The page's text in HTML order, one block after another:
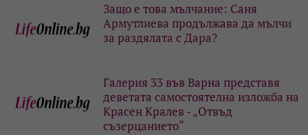
Защо е това мълчание: Саня
Армутлиева продължава да мълчи
за раздялата с Дара?
Галерия 33 във Варна представя
деветата самостоятелна изложба на
Красен Кралев - „Отвъд
съзерцанието“